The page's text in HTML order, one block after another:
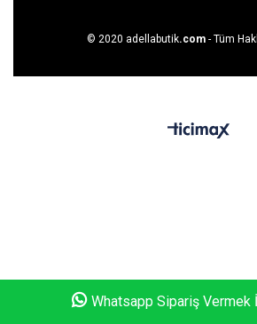
© 2020 adellabutik.com- Tüm
Whatsapp Sipariş Vermek
Anasayfa Favorilerim